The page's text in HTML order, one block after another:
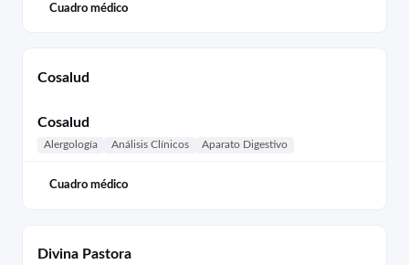
Cuadro médico
Cosalud
Cosalud
Alergología Análisis Clínicos Aparato Digestivo
Cuadro médico
Divina Pastora